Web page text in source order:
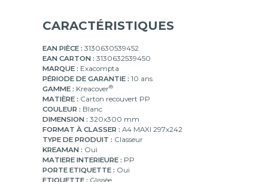
CARACTÉRISTIQUES
EAN PIÈCE : 3130630539452
EAN CARTON : 3130632539450
MARQUE : Exacompta
PÉRIODE DE GARANTIE : 10 ans
GAMME : Kreacover®
MATIÈRE : Carton recouvert PP
COULEUR : Blanc
DIMENSION : 320x300 mm
FORMAT À CLASSER : A4 MAXI 297x242
TYPE DE PRODUIT : Classeur
KREAMAN : Oui
MATIERE INTERIEURE : PP
PORTE ETIQUETTE : Oui